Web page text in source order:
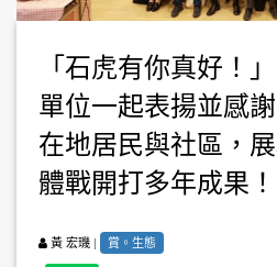
「石虎有你真好！
單位一起表揚並感
在地居民與社區，
體戰開打多年成果！
黃 宏璣 | 賞。生態